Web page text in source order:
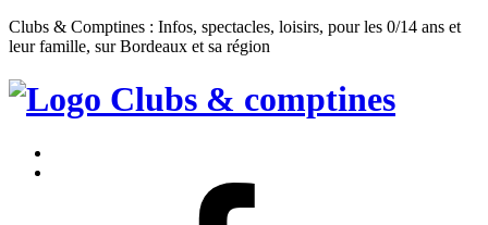
Clubs & Comptines : Infos, spectacles, loisirs, pour les 0/14 ans et
leur famille, sur Bordeaux et sa région
Clubs
Comptines